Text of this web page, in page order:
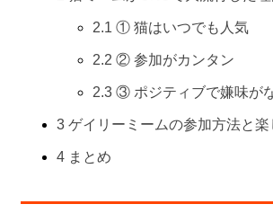
2.1 ① 猫はいつでも人気
2.2 ② 参加がカンタン
2.3 ③ ポジティブで嫌味が
3 ゲイリーミームの参加方法と楽
4 まとめ